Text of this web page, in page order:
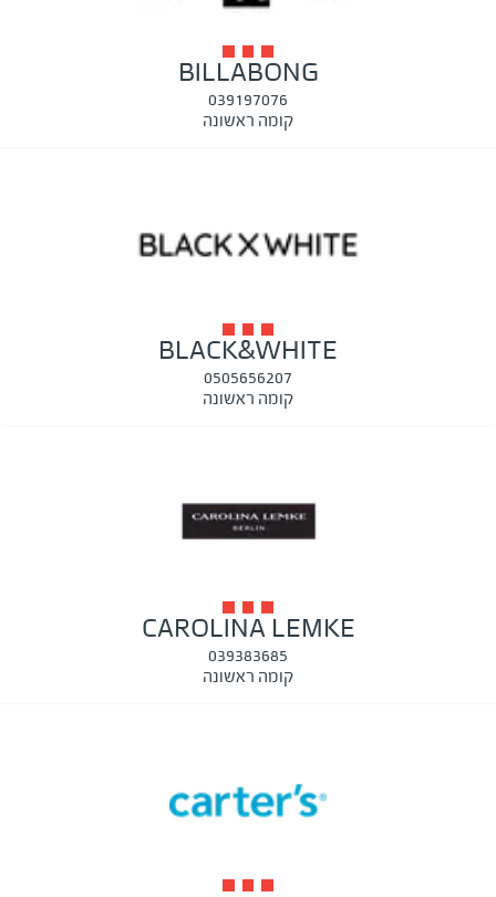
BILLABONG
039197076
קומה ראשונה
BLACK&WHITE
0505656207
קומה ראשונה
CAROLINA LEMKE
039383685
קומה ראשונה